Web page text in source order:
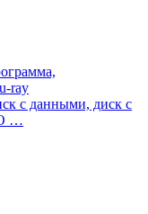
ray
с данными, диск с
…